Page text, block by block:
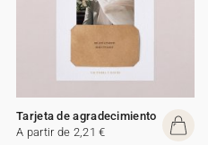
Tarjeta de agradecimiento
A partir de 2,21 €